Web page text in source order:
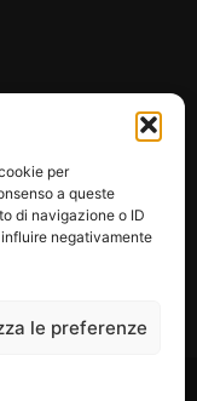
per
a queste
di navigazione o ID
negativamente
le preferenze